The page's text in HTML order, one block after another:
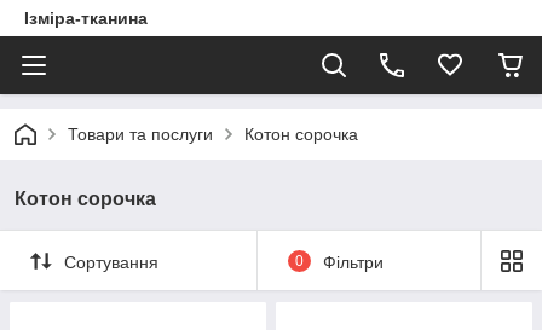
Ізміра-тканина
Товари та послуги Котон сорочка
Котон сорочка
Сортування 0 Фільтри